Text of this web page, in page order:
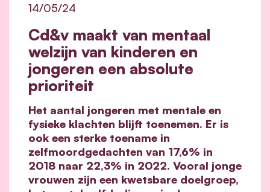
Cd&v maakt van mentaal
welzijn van kinderen en
jongeren een absolute
prioriteit
14/05/24
Het aantal jongeren met mentale en
fysieke klachten blijft toenemen. Er is
ook een sterke toename in
zelfmoordgedachten van 17,6% in
2018 naar 22,3% in 2022. Vooral jonge
vrouwen zijn een kwetsbare doelgroep,